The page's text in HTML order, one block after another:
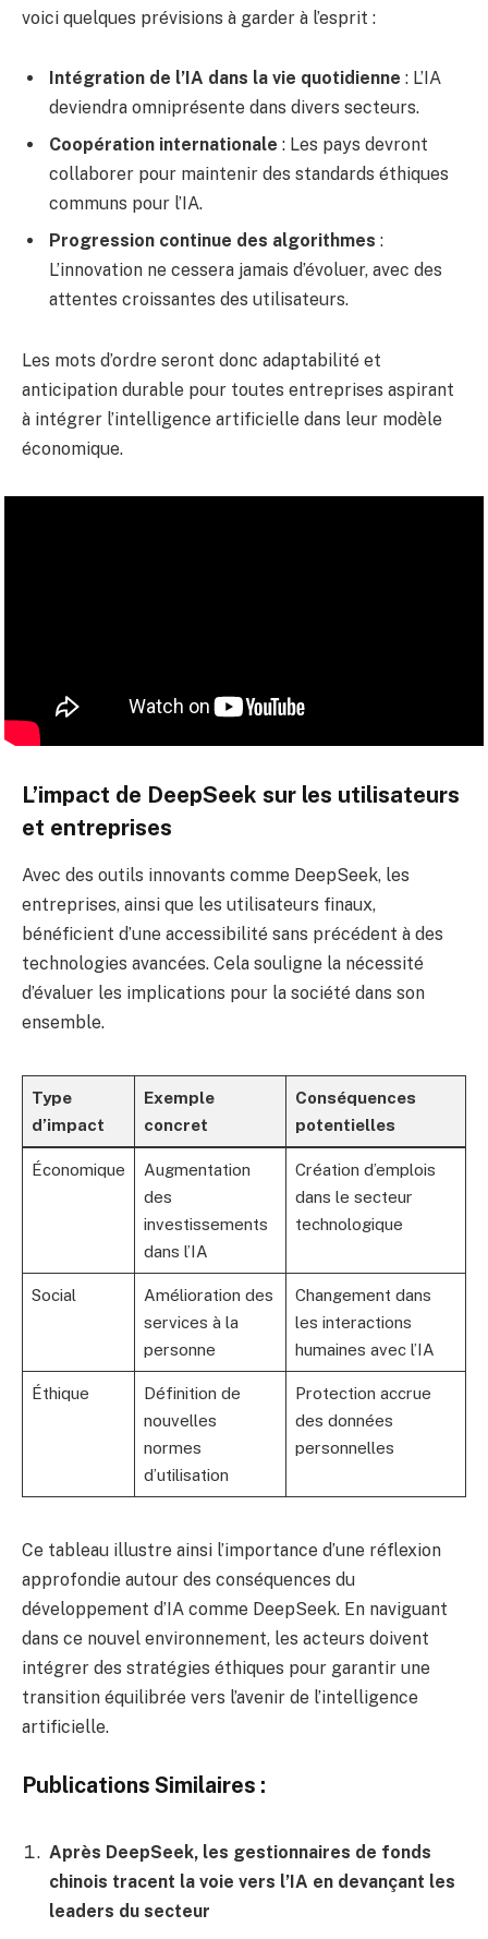
voici quelques prévisions à garder à l’esprit :
Intégration de l’IA dans la vie quotidienne : L’IA
deviendra omniprésente dans divers secteurs.
Coopération internationale : Les pays devront
collaborer pour maintenir des standards éthiques
communs pour l’IA.
Progression continue des algorithmes :
L’innovation ne cessera jamais d’évoluer, avec des
attentes croissantes des utilisateurs.
Les mots d’ordre seront donc adaptabilité et
anticipation durable pour toutes entreprises aspirant
à intégrer l’intelligence artificielle dans leur modèle
économique.
L’impact de DeepSeek sur les utilisateurs
et entreprises
Avec des outils innovants comme DeepSeek, les
entreprises, ainsi que les utilisateurs finaux,
bénéficient d’une accessibilité sans précédent à des
technologies avancées. Cela souligne la nécessité
d’évaluer les implications pour la société dans son
ensemble.
Type
d’impact
Exemple
concret
Conséquences
potentielles
Économique
Augmentation
des
investissements
dans l’IA
Création d’emplois
dans le secteur
technologique
Social
Amélioration des
services à la
personne
Changement dans
les interactions
humaines avec l’IA
Éthique
Définition de
nouvelles
normes
d’utilisation
Protection accrue
des données
personnelles
Ce tableau illustre ainsi l’importance d’une réflexion
approfondie autour des conséquences du
développement d’IA comme DeepSeek. En naviguant
dans ce nouvel environnement, les acteurs doivent
intégrer des stratégies éthiques pour garantir une
transition équilibrée vers l’avenir de l’intelligence
artificielle.
Publications Similaires :
Après DeepSeek, les gestionnaires de fonds
chinois tracent la voie vers l’IA en devançant les
leaders du secteur